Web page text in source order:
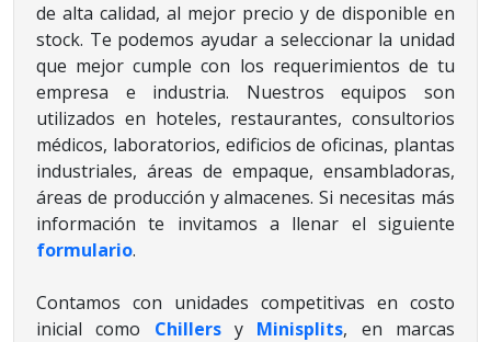
de alta calidad, al mejor precio y de disponible en
stock. Te podemos ayudar a seleccionar la unidad
que mejor cumple con los requerimientos de tu
empresa e industria. Nuestros equipos son
utilizados en hoteles, restaurantes, consultorios
médicos, laboratorios, edificios de oficinas, plantas
industriales, áreas de empaque, ensambladoras,
áreas de producción y almacenes. Si necesitas más
información te invitamos a llenar el siguiente
formulario.
Contamos con unidades competitivas en costo
inicial como Chillersy Minisplits, en marcas